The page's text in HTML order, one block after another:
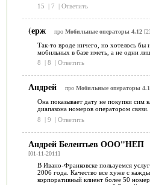
15
| 7 | Ответить
(ерж про Мобильные операторы 4.12
Так-то вроде ничего, но хотелось бы
мобильных в базе иметь, а не одни
8
| 8 | Ответить
Андрей про Мобильные операторы
Она показывает дату не покупки сим
диапазона номеров оператором связи.
8
| 9 | Ответить
Андрей Белентьев ООО"НЕП
[01-11-2011]
В Ивано-Франковске пользуемся
2006 года. Качество все хуже с
корпоративный клиент более 50